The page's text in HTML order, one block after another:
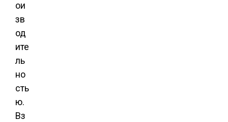
ои
зв
од
ите
ль
но
сть
ю.
Вз